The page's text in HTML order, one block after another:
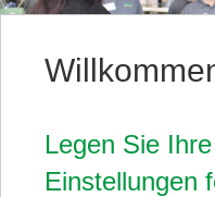
Seminare
Legen Sie
Einstellungen